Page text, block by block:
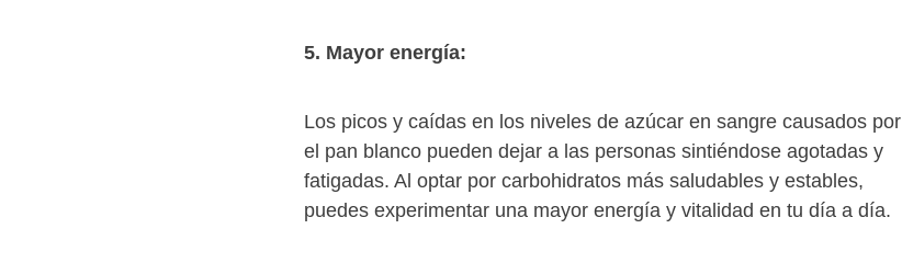
5. Mayor energía:
Los picos y caídas en los niveles de azúcar en sangre causados por
el pan blanco pueden dejar a las personas sintiéndose agotadas y
fatigadas. Al optar por carbohidratos más saludables y estables,
puedes experimentar una mayor energía y vitalidad en tu día a día.